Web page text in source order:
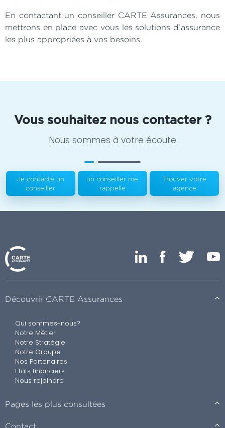
En contactant un conseiller CARTE Assurances, nous
mettrons en place avec vous les solutions d’assurance
les plus appropriées à vos besoins.
Vous souhaitez nous contacter ?
Nous sommes à votre écoute
Je contacte un
conseiller
un conseiller me
rappelle
Trouver votre
agence
Découvrir CARTE Assurances
Qui sommes-nous?
Notre Métier
Notre Stratégie
Notre Groupe
Nos Partenaires
Etats financiers
Nous rejoindre
Pages les plus consultées
Contact